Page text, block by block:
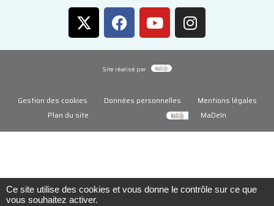
Ce site utilise des cookies et vous donne le contrôle sur ce que
vous souhaitez activer.
Site réalisé par
Gestion des cookies Données personnelles
Mentions légales
Plan du site
MaDeIn